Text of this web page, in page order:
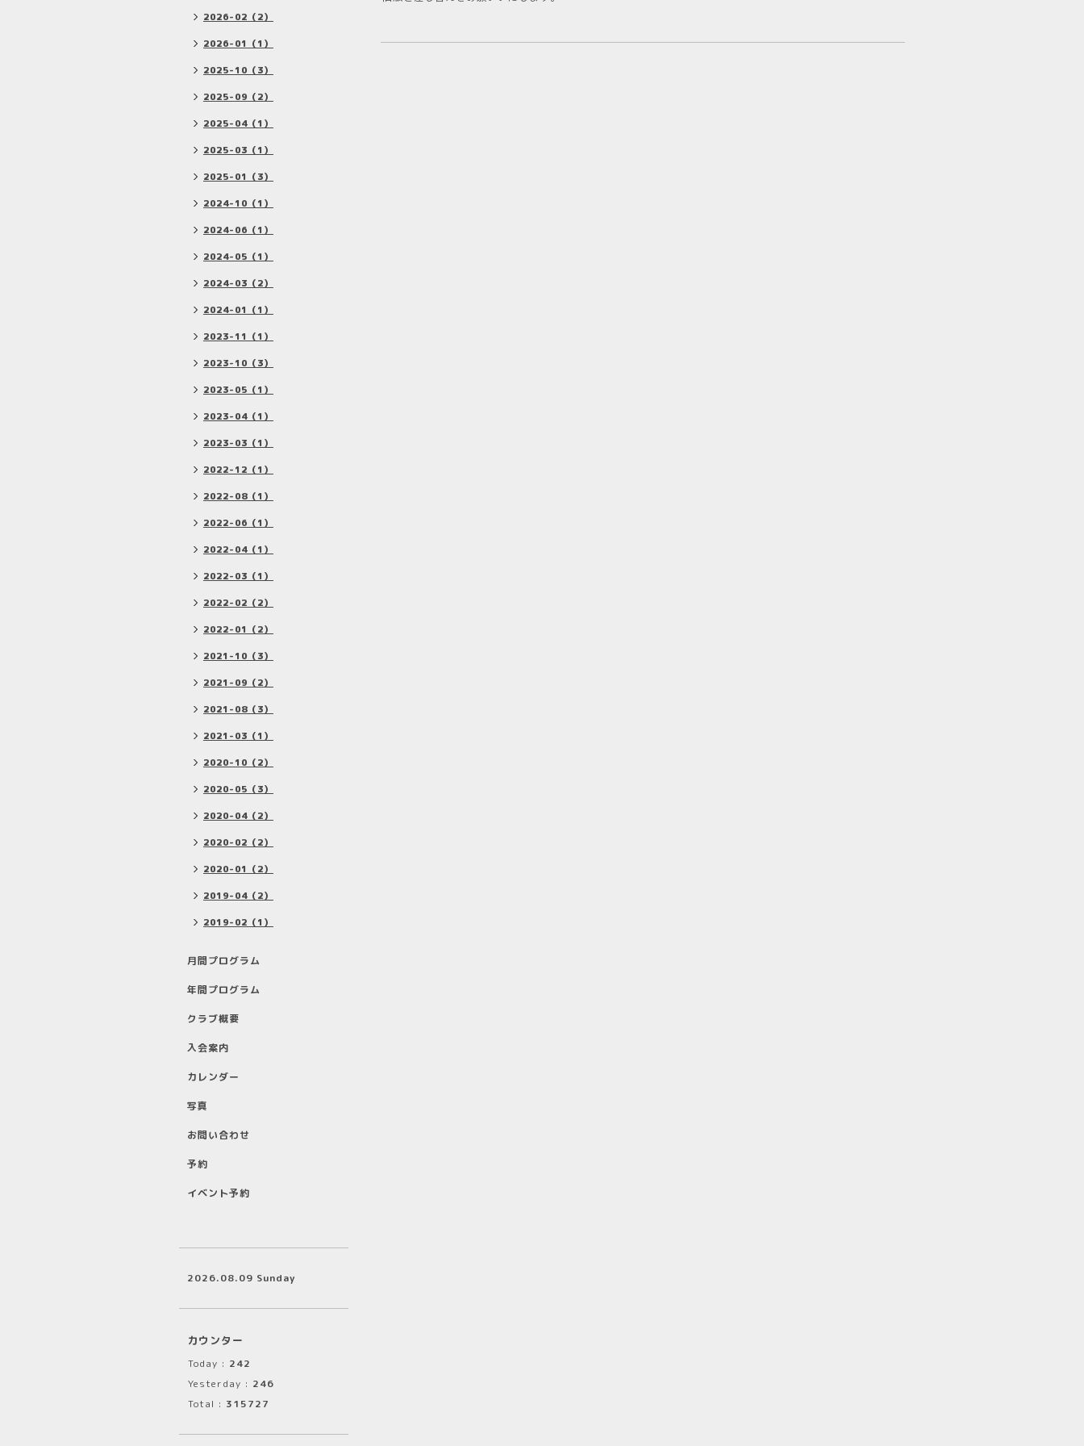
2026-02（2）
2026-01（1）
2025-10（3）
2025-09（2）
2025-04（1）
2025-03（1）
2025-01（3）
2024-10（1）
2024-06（1）
2024-05（1）
2024-03（2）
2024-01（1）
2023-11（1）
2023-10（3）
2023-05（1）
2023-04（1）
2023-03（1）
2022-12（1）
2022-08（1）
2022-06（1）
2022-04（1）
2022-03（1）
2022-02（2）
2022-01（2）
2021-10（3）
2021-09（2）
2021-08（3）
2021-03（1）
2020-10（2）
2020-05（3）
2020-04（2）
2020-02（2）
2020-01（2）
2019-04（2）
2019-02（1）
月間プログラム
年間プログラム
クラブ概要
入会案内
カレンダー
写真
お問い合わせ
予約
イベント予約
2026.08.09 Sunday
カウンター
Today : 242
Yesterday : 246
Total : 315727